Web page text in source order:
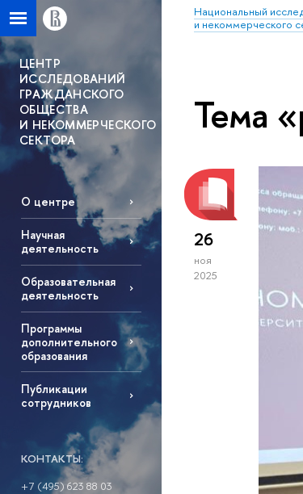
Национальный
и некоммерческого
ЦЕНТР
ИССЛЕДОВАНИЙ
ГРАЖДАНСКОГО
ОБЩЕСТВА
И НЕКОММЕРЧЕСКОГО
СЕКТОРА
О центре
Научная
деятельность
Образовательная
деятельность
Программы
дополнительного
образования
Публикации
сотрудников
КОНТАКТЫ:
+7 (495) 623 88 03
Тема
26
ноя
2025